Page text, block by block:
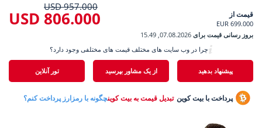
قیمت از
699.000 EUR
957.000 USD
806.000 USD
بروز رسانی قیمت برای 07.08.2026, 15.49
پیشنهاد بدهید از یک مشاور بپرسید تور آنلاین
چرا در وب سایت های مختلف قیمت های مختلفی وجود دارد؟
پرداخت با بیت کوین تبدیل قیمت به بیت کوینچگونه با رمزارز پرداخت کنم؟